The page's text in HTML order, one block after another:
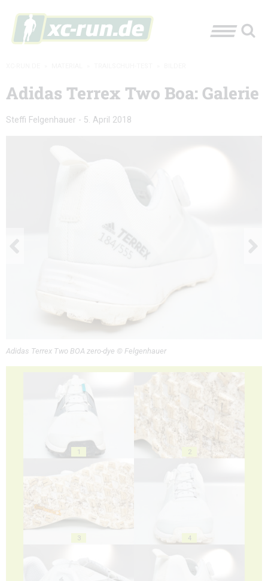
Adidas Terrex Two Boa: Galerie
Steffi Felgenhauer - 5. April 2018
Adidas Terrex Two BOA zero-dye © Felgenhauer
1 2
3 4